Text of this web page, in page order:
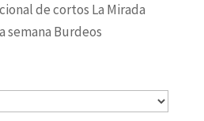
de cortos La Mirada
semana Burdeos